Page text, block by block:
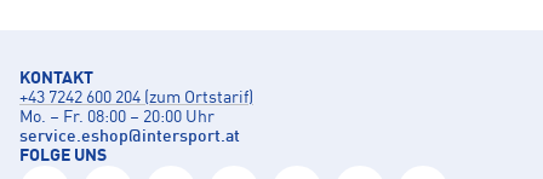
KONTAKT
+43 7242 600 204 (zum Ortstarif)
Mo. – Fr. 08:00 – 20:00 Uhr
service.eshop@intersport.at
FOLGE UNS